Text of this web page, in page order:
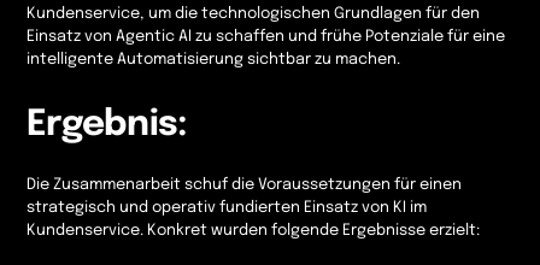
Kundenservice, um die technologischen Grundlagen für den
Einsatz von Agentic AI zu schaffen und frühe Potenziale für eine
intelligente Automatisierung sichtbar zu machen.
Ergebnis:
Die Zusammenarbeit schuf die Voraussetzungen für einen
strategisch und operativ fundierten Einsatz von KI im
Kundenservice. Konkret wurden folgende Ergebnisse erzielt: